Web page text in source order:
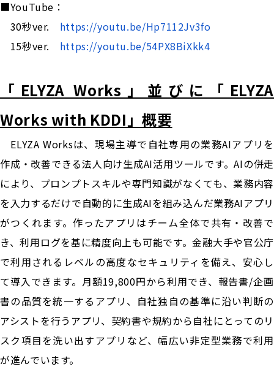
■YouTube：
30秒ver. https://youtu.be/Hp7112Jv3fo
15秒ver. https://youtu.be/54PX8BiXkk4
「ELYZA Works」並びに「ELYZA
Works with KDDI」概要
ELYZA Worksは、現場主導で自社専用の業務AIアプリを
作成・改善できる法人向け生成AI活用ツールです。AIの併走
により、プロンプトスキルや専門知識がなくても、業務内容
を入力するだけで自動的に生成AIを組み込んだ業務AIアプリ
がつくれます。作ったアプリはチーム全体で共有・改善で
き、利用ログを基に精度向上も可能です。金融大手や官公庁
で利用されるレベルの高度なセキュリティを備え、安心し
て導入できます。月額19,800円から利用でき、報告書/企画
書の品質を統一するアプリ、自社独自の基準に沿い判断の
アシストを行うアプリ、契約書や規約から自社にとってのリ
スク項目を洗い出すアプリなど、幅広い非定型業務で利用
が進んでいます。